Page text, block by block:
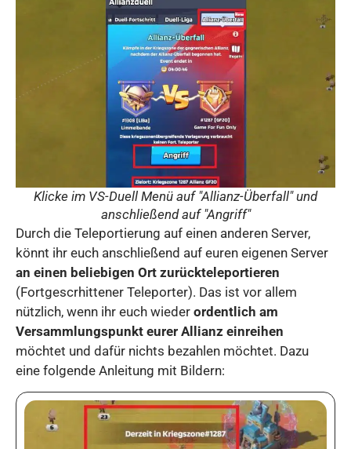
Klicke im VS-Duell Menü auf "Allianz-Überfall" und
anschließend auf "Angriff"
Durch die Teleportierung auf einen anderen Server,
könnt ihr euch anschließend auf euren eigenen Server
an einen beliebigen Ort zurückteleportieren
(Fortgescrhittener Teleporter). Das ist vor allem
nützlich, wenn ihr euch wieder ordentlich am
Versammlungspunkt eurer Allianz einreihen
möchtet und dafür nichts bezahlen möchtet. Dazu
eine folgende Anleitung mit Bildern: